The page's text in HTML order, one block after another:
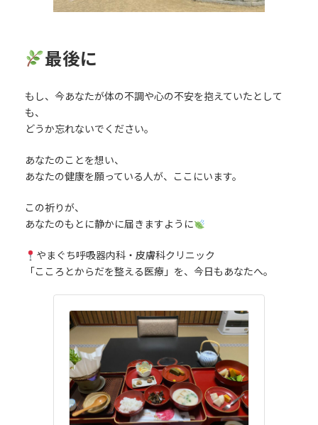
最後に
もし、今あなたが体の不調や心の不安を抱えていたとして
も、
どうか忘れないでください。
あなたのことを想い、
あなたの健康を願っている人が、ここにいます。
この祈りが、
あなたのもとに静かに届きますように
やまぐち呼吸器内科・皮膚科クリニック
「こころとからだを整える医療」を、今日もあなたへ。